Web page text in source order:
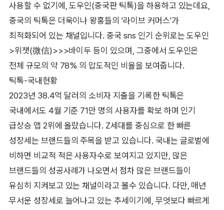
사용할 수 없기에, 도우인(중국판 틱톡)을 하용하고 있는데요,
중국의 틱톡은 더욱이나 왕홍들의 '라이브 커머스'가
최적화되어 있는 채널입니다. 중국 sns 인기 순위로는 도우인
>위챗(微信)>>>바이두 등이 있으며, 그중에서 도우인은
전체 규모의 약 78% 의 압도적인 비율을 보여줍니다.
틱톡-국내현황
2023년 38.4억 달러의 소비자 지출을 기록한 틱톡은
국내에서도 4월 기준 71만 명의 사용자를 확보 하며 인기
급상승 앱 2위에 올랐습니다. Z세대를 중심으로 한 빠른
성장세는 브랜드들의 주목을 받고 있습니다. 국내는 글로벌에
비하면 비교적 적은 사용자수로 보여지고 있지만, 많은
브랜드들의 성공사례가 나오면서 점차 많은 브랜드들이
유심히 지켜보고 있는 채널이라고 볼수 있습니다. 다만, 매년
무서운 성장세로 늘어나고 있는 추세이기에, 무엇보다 빠르게